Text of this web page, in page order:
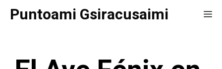
SaltarPuntoami Gsiracusaimi